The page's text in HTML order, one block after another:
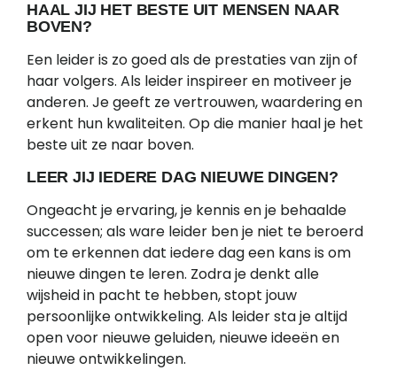
HAAL JIJ HET BESTE UIT MENSEN NAAR
BOVEN?
Een leider is zo goed als de prestaties van zijn of
haar volgers. Als leider inspireer en motiveer je
anderen. Je geeft ze vertrouwen, waardering en
erkent hun kwaliteiten. Op die manier haal je het
beste uit ze naar boven.
LEER JIJ IEDERE DAG NIEUWE DINGEN?
Ongeacht je ervaring, je kennis en je behaalde
successen; als ware leider ben je niet te beroerd
om te erkennen dat iedere dag een kans is om
nieuwe dingen te leren. Zodra je denkt alle
wijsheid in pacht te hebben, stopt jouw
persoonlijke ontwikkeling. Als leider sta je altijd
open voor nieuwe geluiden, nieuwe ideeën en
nieuwe ontwikkelingen.